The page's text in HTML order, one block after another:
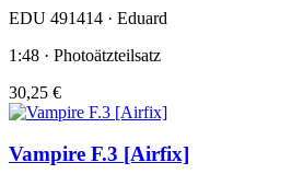
EDU 491414 · Eduard
1:48 · Photoätzteilsatz
30,25 €
Vampire F.3 [Airfix]